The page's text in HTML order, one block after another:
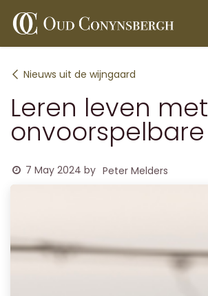
Nieuws uit de wijngaard
Leren leven
7 May 2024 by Peter Melders